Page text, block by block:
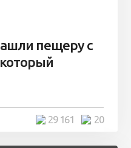
пещеру с
20
29 161